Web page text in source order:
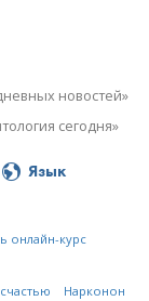
новостей»
сегодня»
Язык
онлайн-курс
Нарконон